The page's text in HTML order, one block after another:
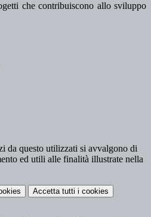
che contribuiscono allo sviluppo
da questo utilizzati si avvalgono di
ed utili alle finalità illustrate nella
Accetta tutti i cookies